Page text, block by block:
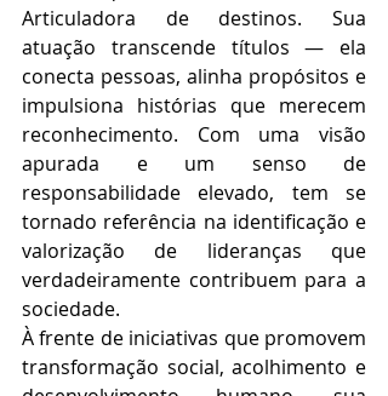
Articuladora de destinos. Sua
atuação transcende títulos — ela
conecta pessoas, alinha propósitos e
impulsiona histórias que merecem
reconhecimento. Com uma visão
apurada e um senso de
responsabilidade elevado, tem se
tornado referência na identificação e
valorização de lideranças que
verdadeiramente contribuem para a
sociedade.
À frente de iniciativas que promovem
transformação social, acolhimento e